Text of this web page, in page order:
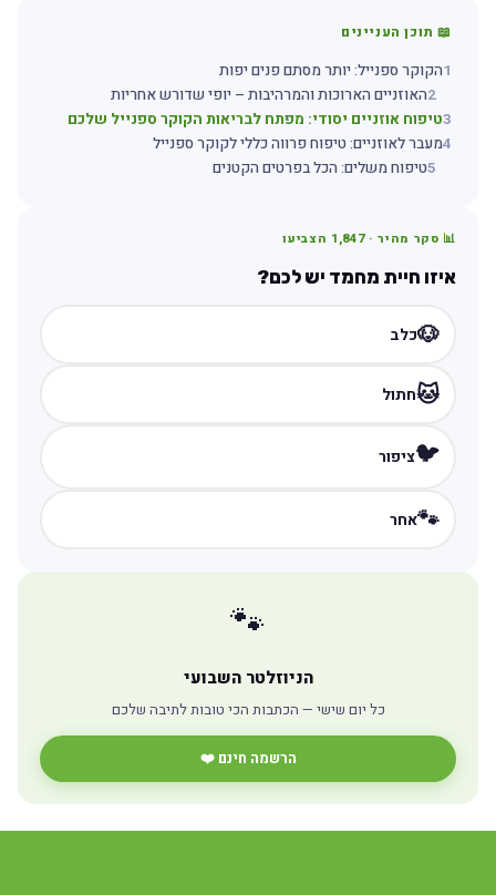
📖 תוכן העניינים
הקוקר ספנייל: יותר מסתם פנים יפות
2האוזניים הארוכות והמרהיבות – יופי שדורש אחריות
טיפוח אוזניים יסודי: מפתח לבריאות הקוקר ספנייל שלכם
מעבר לאוזניים: טיפוח פרווה כללי לקוקר ספנייל
טיפוח משלים: הכל בפרטים הקטנים
📊 סקר מהיר · 1,847הצביעו
איזו חיית מחמד יש לכם?
🐶כלב
🐱חתול
🐦ציפור
🐾אחר
🐾
הניוזלטר השבועי
כל יום שישי — הכתבות הכי טובות לתיבה שלכם
הרשמה חינם ❤️